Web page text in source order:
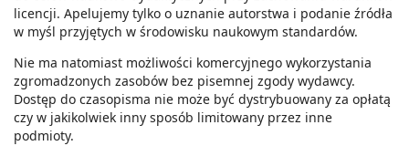
licencji. Apelujemy tylko o uznanie autorstwa i podanie źródła
w myśl przyjętych w środowisku naukowym standardów.
Nie ma natomiast możliwości komercyjnego wykorzystania
zgromadzonych zasobów bez pisemnej zgody wydawcy.
Dostęp do czasopisma nie może być dystrybuowany za opłatą
czy w jakikolwiek inny sposób limitowany przez inne
podmioty.